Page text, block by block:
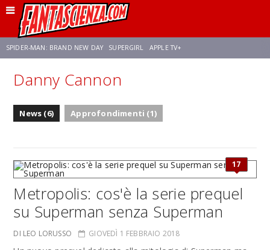
SPIDER-MAN: BRAND NEW DAY SUPERGIRL APPLE TV+
FRANCO RICCIARDIELLO ZENDAYA
Danny Cannon
News (6) Approfondimenti (1)
17
Metropolis: cos'è la serie prequel
su Superman senza Superman
DI LEO LORUSSO GIOVEDÌ 1 FEBBRAIO 2018